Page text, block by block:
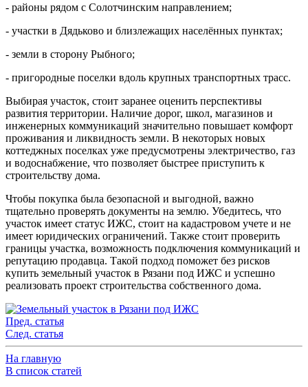
- районы рядом с Солотчинским направлением;
- участки в Дядьково и близлежащих населённых пунктах;
- земли в сторону Рыбного;
- пригородные поселки вдоль крупных транспортных трасс.
Выбирая участок, стоит заранее оценить перспективы
развития территории. Наличие дорог, школ, магазинов и
инженерных коммуникаций значительно повышает комфорт
проживания и ликвидность земли. В некоторых новых
коттеджных поселках уже предусмотрены электричество, газ
и водоснабжение, что позволяет быстрее приступить к
строительству дома.
Чтобы покупка была безопасной и выгодной, важно
тщательно проверять документы на землю. Убедитесь, что
участок имеет статус ИЖС, стоит на кадастровом учете и не
имеет юридических ограничений. Также стоит проверить
границы участка, возможность подключения коммуникаций и
репутацию продавца. Такой подход поможет без рисков
купить земельный участок в Рязани под ИЖС и успешно
реализовать проект строительства собственного дома.
Пред. статья
След. статья
На главную
В список статей